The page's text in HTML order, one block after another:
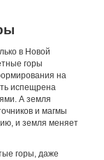
в Новой
горы
на
испещрена
А земля
и магмы
и земля меняет
горы, даже